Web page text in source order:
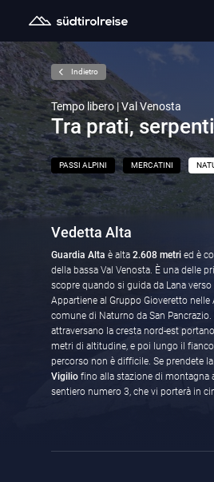
Indietro
Tempo libero | Val Venosta
Tra prati,
PASSI ALPINI MERCATINI
Vedetta Alta
Guardia Alta è alta 2.608 metri ed è
della bassa Val Venosta. È una delle
scopre quando si guida da Lana
Appartiene al Gruppo Gioveretto nelle
comune di Naturno da San
attraversano la cresta nord-est
metri di altitudine, e poi lungo il
percorso non è difficile. Se prendete la
Vigilio fino alla stazione di montagna
sentiero numero 3, che vi porterà in